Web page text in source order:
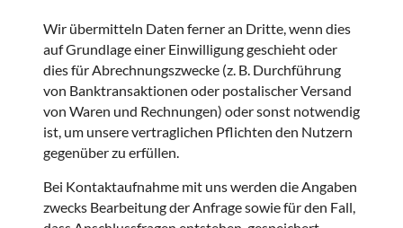
Wir übermitteln Daten ferner an Dritte, wenn dies
auf Grundlage einer Einwilligung geschieht oder
dies für Abrechnungszwecke (z. B. Durchführung
von Banktransaktionen oder postalischer Versand
von Waren und Rechnungen) oder sonst notwendig
ist, um unsere vertraglichen Pflichten den Nutzern
gegenüber zu erfüllen.
Bei Kontaktaufnahme mit uns werden die Angaben
zwecks Bearbeitung der Anfrage sowie für den Fall,